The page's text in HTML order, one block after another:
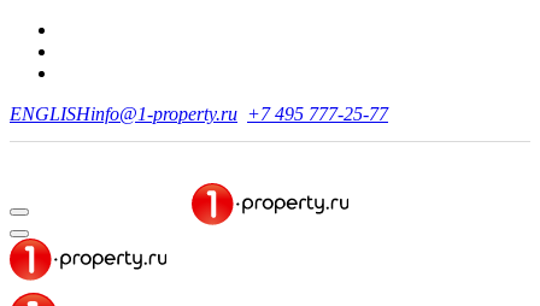
ENGLISHinfo@1-property.ru +7 495 777-25-77